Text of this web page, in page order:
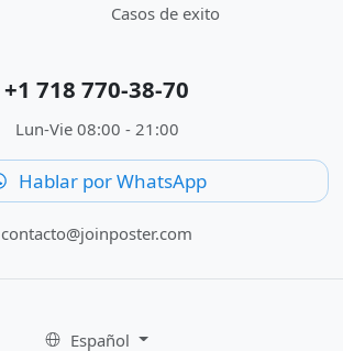
Casos de exito
+1 718 770-38-70
Lun-Vie 08:00 - 21:00
Hablar por WhatsApp
contacto@joinposter.com
Español